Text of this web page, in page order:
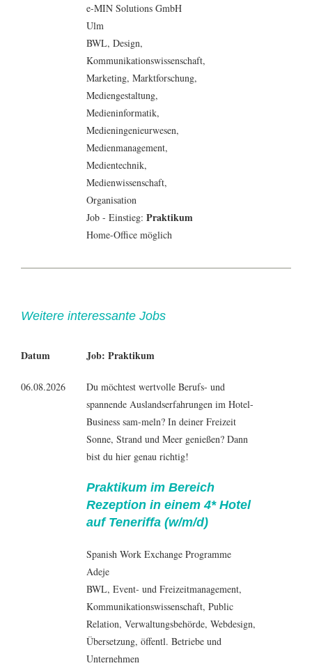
e-MIN Solutions GmbH
Ulm
BWL, Design,
Kommunikationswissenschaft,
Marketing, Marktforschung,
Mediengestaltung,
Medieninformatik,
Medieningenieurwesen,
Medienmanagement,
Medientechnik,
Medienwissenschaft,
Organisation
Job - Einstieg: Praktikum
Home-Office möglich
Weitere interessante Jobs
Datum Job: Praktikum
06.08.2026
Du möchtest wertvolle Berufs- und
spannende Auslandserfahrungen im Hotel-
Business sam-meln? In deiner Freizeit
Sonne, Strand und Meer genießen? Dann
bist du hier genau richtig!
Praktikum im Bereich
Rezeption in einem 4* Hotel
auf Teneriffa (w/m/d)
Spanish Work Exchange Programme
Adeje
BWL, Event- und Freizeitmanagement,
Kommunikationswissenschaft, Public
Relation, Verwaltungsbehörde, Webdesign,
Übersetzung, öffentl. Betriebe und
Unternehmen